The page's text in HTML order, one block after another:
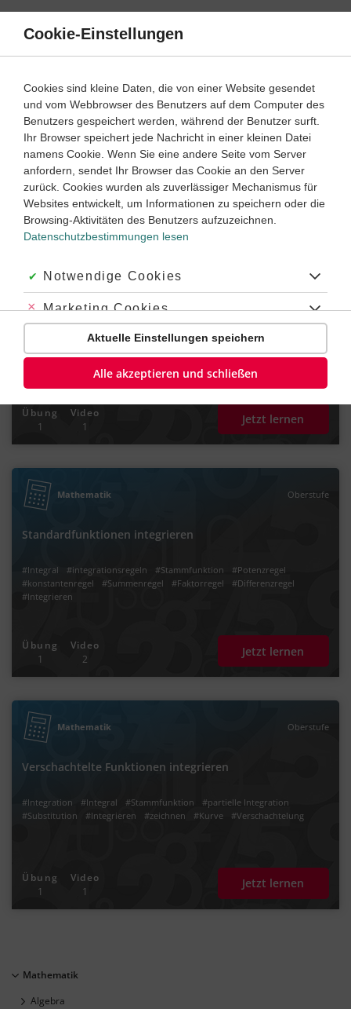
Direkt
Inhalt
Integrationstechniken einfach erklärt
Klassenstufe: Oberstufe
Integrationstechniken – die beliebtesten Themen
Integrale umformen
#Umformungsregel #Integralrechnung #Integrieren
#Stammfunktion
#integrationsregeln
Übung
1
Video
1
Jetzt lernen
Mathematik Oberstufe
Standardfunktionen integrieren
#Integral #integrationsregeln #Stammfunktion
#Potenzregel
#konstantenregel
#Summenregel #Faktorregel
#Differenzregel
#Integrieren
Übung
1
Video
2
Jetzt lernen
Mathematik Oberstufe
Verschachtelte Funktionen integrieren
#Integration #Integral #Stammfunktion
#partielle Integration
#Substitution
#Integrieren #zeichnen #Kurve #Verschachtelung
Übung
1
Video
1
Jetzt lernen
Mathematik
Algebra
Cookie-Einstellungen
Cookies sind kleine Daten, die von einer Website gesendet
und vom Webbrowser des Benutzers auf dem Computer des
Benutzers gespeichert werden, während der Benutzer surft.
Ihr Browser speichert jede Nachricht in einer kleinen Datei
namens Cookie. Wenn Sie eine andere Seite vom Server
anfordern, sendet Ihr Browser das Cookie an den Server
zurück. Cookies wurden als zuverlässiger Mechanismus für
Websites entwickelt, um Informationen zu speichern oder die
Browsing-Aktivitäten des Benutzers aufzuzeichnen.
Datenschutzbestimmungen lesen
Akzeptiert:
Notwendige Cookies
Abgelehnt:
Marketing Cookies
Abgelehnt:
Personalisierungs-Cookies
Aktuelle Einstellungen speichern
Alle akzeptieren und schließen